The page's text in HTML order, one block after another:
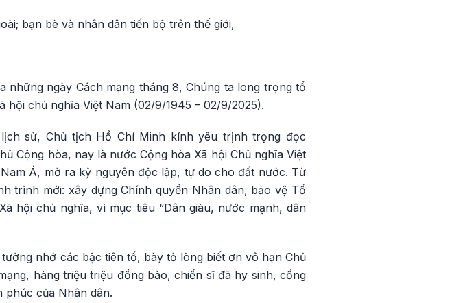
bạn bè và nhân dân tiến bộ trên thế giới,
ngày Cách mạng tháng 8, Chúng ta long trọng tổ
chủ nghĩa Việt Nam (02/9/1945 – 02/9/2025).
sử, Chủ tịch Hồ Chí Minh kính yêu trịnh trọng đọc
Cộng hòa, nay là nước Cộng hòa Xã hội Chủ nghĩa Việt
Á, mở ra kỷ nguyên độc lập, tự do cho đất nước. Từ
trình mới: xây dựng Chính quyền Nhân dân, bảo vệ Tổ
hội chủ nghĩa, vì mục tiêu “Dân giàu, nước mạnh, dân
nhớ các bậc tiên tổ, bày tỏ lòng biết ơn vô hạn Chủ
hàng triệu triệu đồng bào, chiến sĩ đã hy sinh, cống
của Nhân dân.